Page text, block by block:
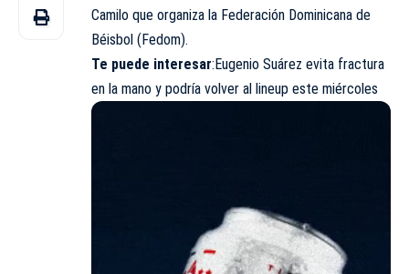
Camilo que organiza la Federación Dominicana de
Béisbol (Fedom).
Te puede interesar:Eugenio Suárez evita fractura
en la mano y podría volver al lineup este miércoles